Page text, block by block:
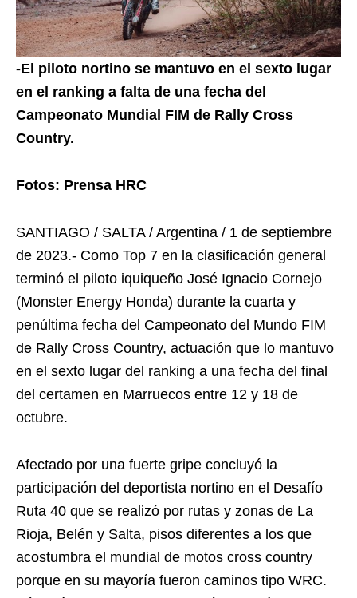
-El piloto nortino se mantuvo en el sexto lugar
en el ranking a falta de una fecha del
Campeonato Mundial FIM de Rally Cross
Country.
Fotos: Prensa HRC
SANTIAGO / SALTA / Argentina / 1 de septiembre
de 2023.- Como Top 7 en la clasificación general
terminó el piloto iquiqueño José Ignacio Cornejo
(Monster Energy Honda) durante la cuarta y
penúltima fecha del Campeonato del Mundo FIM
de Rally Cross Country, actuación que lo mantuvo
en el sexto lugar del ranking a una fecha del final
del certamen en Marruecos entre 12 y 18 de
octubre.
Afectado por una fuerte gripe concluyó la
participación del deportista nortino en el Desafío
Ruta 40 que se realizó por rutas y zonas de La
Rioja, Belén y Salta, pisos diferentes a los que
acostumbra el mundial de motos cross country
porque en su mayoría fueron caminos tipo WRC.